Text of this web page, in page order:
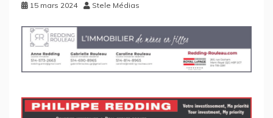
15 mars 2024 Stele Médias